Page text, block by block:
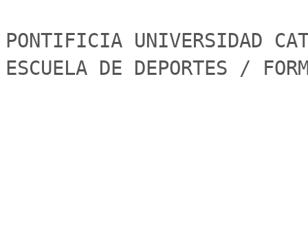
PONTIFICIA UNIVERSIDAD
ESCUELA DE DEPORTES /